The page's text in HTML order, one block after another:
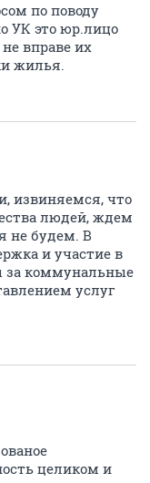
по поводу
УК это юр.лицо
вправе их
жилья.
извиняемся, что
людей, ждем
не будем. В
и участие в
за коммунальные
услуг
целиком и